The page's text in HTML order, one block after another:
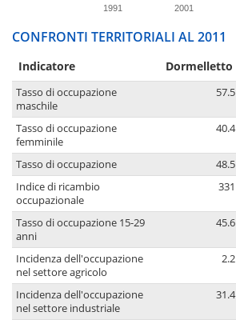
1991 2001
CONFRONTI TERRITORIALI AL 2011
Indicatore Dormelletto
Tasso di occupazione
maschile
57.5
Tasso di occupazione
femminile
40.4
Tasso di occupazione 48.5
Indice di ricambio
occupazionale
331
Tasso di occupazione 15-29
anni
45.6
Incidenza dell'occupazione
nel settore agricolo
2.2
Incidenza dell'occupazione
nel settore industriale
31.4